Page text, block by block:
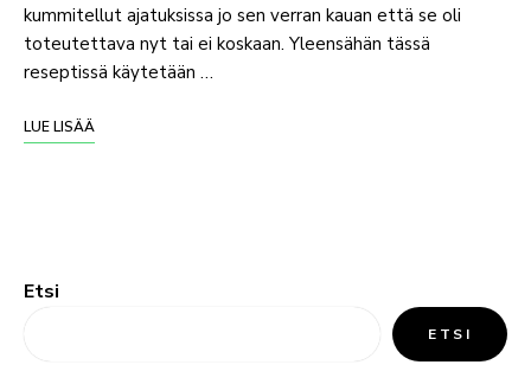
kummitellut ajatuksissa jo sen verran kauan että se oli
toteutettava nyt tai ei koskaan. Yleensähän tässä
reseptissä käytetään …
LUE LISÄÄ
Etsi
ETSI